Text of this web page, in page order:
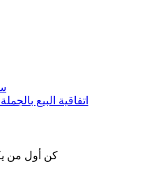
اتفاقية البيع
كن أول من